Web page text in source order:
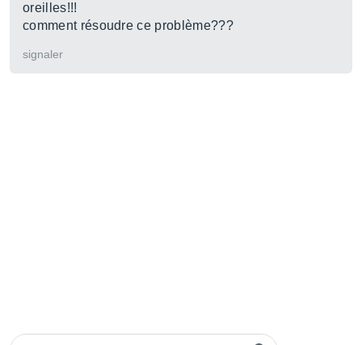
oreilles!!!
comment résoudre ce problème???
signaler